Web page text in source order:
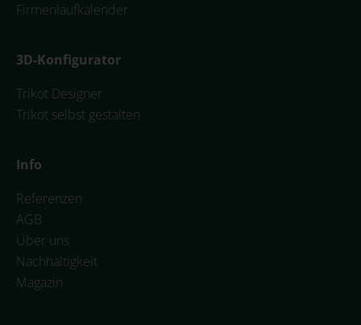
Firmenlaufkalender
3D-Konfigurator
Trikot Designer
Trikot selbst gestalten
Info
Referenzen
AGB
Über uns
Nachhaltigkeit
Magazin